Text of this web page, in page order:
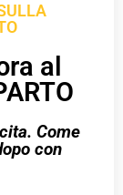
al
Come
con